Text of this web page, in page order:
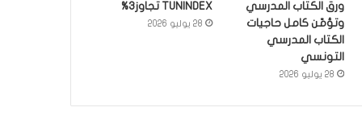
ورق الكتاب المدرسي
وتؤمّن كامل حاجيات
الكتاب المدرسي
التونسي
28 يوليو 2026
TUNINDEX تجاوز3%
28 يوليو 2026